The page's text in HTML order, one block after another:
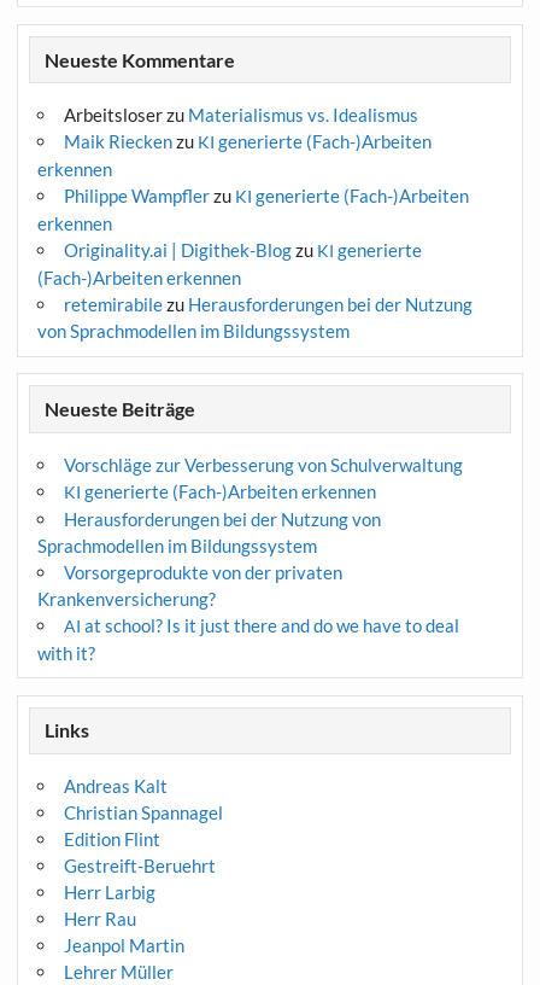
Neueste Kommentare
Arbeitsloserzu Materialismus vs. Idealismus
Maik Rieckenzu KI generierte (Fach-)Arbeiten
erkennen
Philippe Wampflerzu KI generierte (Fach-)Arbeiten
erkennen
Originality.ai | Digithek-Blogzu KI generierte
(Fach-)Arbeiten erkennen
retemirabilezu Herausforderungen bei der Nutzung
von Sprachmodellen im Bildungssystem
Neueste Beiträge
Vorschläge zur Verbesserung von Schulverwaltung
KI generierte (Fach-)Arbeiten erkennen
Herausforderungen bei der Nutzung von
Sprachmodellen im Bildungssystem
Vorsorgeprodukte von der privaten
Krankenversicherung?
AI at school? Is it just there and do we have to deal
with it?
Links
Andreas Kalt
Christian Spannagel
Edition Flint
Gestreift-Beruehrt
Herr Larbig
Herr Rau
Jeanpol Martin
Lehrer Müller